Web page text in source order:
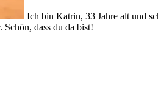
Ich bin Katrin, 33 Jahre alt und
dass du da bist!